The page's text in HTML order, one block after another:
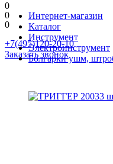
0
0
0
+7(495)120-20-10
Заказать звонок
Интернет-магазин
Каталог
Инструмент
Электроинструмент
Болгарки ушм,